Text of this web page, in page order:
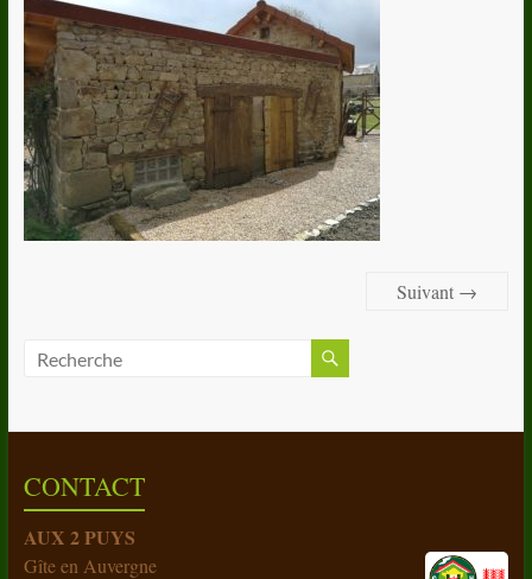
Suivant →
CONTACT
AUX 2 PUYS
Gîte en Auvergne